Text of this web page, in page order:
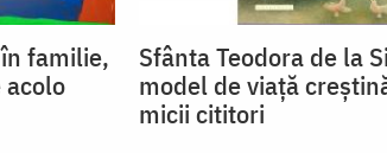
familie,
acolo
Sfânta Teodora de la
model de viaţă
micii cititori